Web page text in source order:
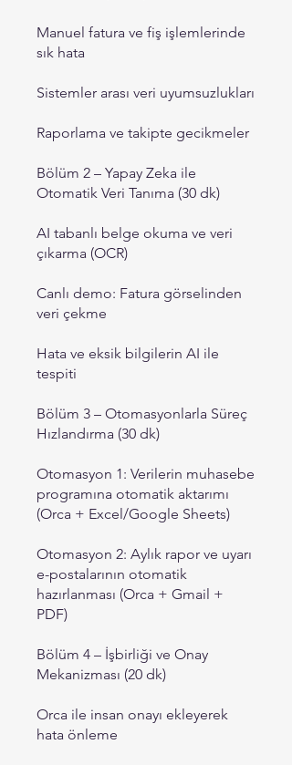
Manuel fatura ve fiş işlemlerinde
sık hata
Sistemler arası veri uyumsuzlukları
Raporlama ve takipte gecikmeler
Bölüm 2 – Yapay Zeka ile
Otomatik Veri Tanıma (30 dk)
AI tabanlı belge okuma ve veri
çıkarma (OCR)
Canlı demo: Fatura görselinden
veri çekme
Hata ve eksik bilgilerin AI ile
tespiti
Bölüm 3 – Otomasyonlarla Süreç
Hızlandırma (30 dk)
Otomasyon 1: Verilerin muhasebe
programına otomatik aktarımı
(Orca + Excel/Google Sheets)
Otomasyon 2: Aylık rapor ve uyarı
e-postalarının otomatik
hazırlanması (Orca + Gmail +
PDF)
Bölüm 4 – İşbirliği ve Onay
Mekanizması (20 dk)
Orca ile insan onayı ekleyerek
hata önleme